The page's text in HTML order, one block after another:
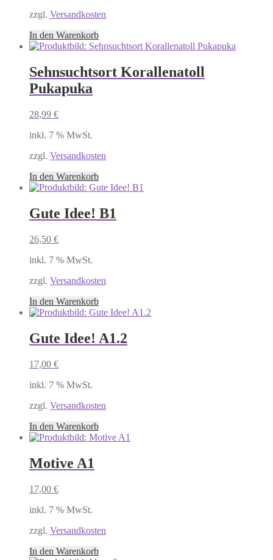
zzgl. Versandkosten
In den Warenkorb
Sehnsuchtsort Korallenatoll
Pukapuka
28,99 €
inkl. 7 % MwSt.
zzgl. Versandkosten
In den Warenkorb
Gute Idee! B1
26,50 €
inkl. 7 % MwSt.
zzgl. Versandkosten
In den Warenkorb
Gute Idee! A1.2
17,00 €
inkl. 7 % MwSt.
zzgl. Versandkosten
In den Warenkorb
Motive A1
17,00 €
inkl. 7 % MwSt.
zzgl. Versandkosten
In den Warenkorb